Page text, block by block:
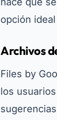
opción
Archivos
Files by
los